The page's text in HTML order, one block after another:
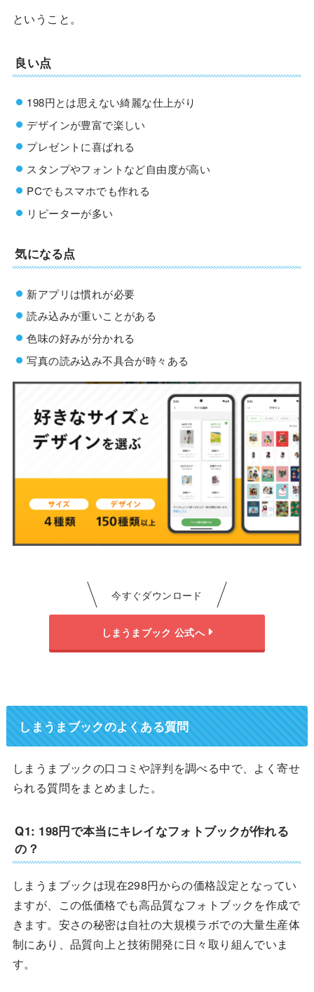
ということ。
良い点
198円とは思えない綺麗な仕上がり
デザインが豊富で楽しい
プレゼントに喜ばれる
スタンプやフォントなど自由度が高い
PCでもスマホでも作れる
リピーターが多い
気になる点
新アプリは慣れが必要
読み込みが重いことがある
色味の好みが分かれる
写真の読み込み不具合が時々ある
今すぐダウンロード
しまうまブック 公式へ
しまうまブックのよくある質問
しまうまブックの口コミや評判を調べる中で、よく寄せ
られる質問をまとめました。
Q1: 198円で本当にキレイなフォトブックが作れる
の？
しまうまブックは現在298円からの価格設定となってい
ますが、この低価格でも高品質なフォトブックを作成で
きます。安さの秘密は自社の大規模ラボでの大量生産体
制にあり、品質向上と技術開発に日々取り組んでいま
す。